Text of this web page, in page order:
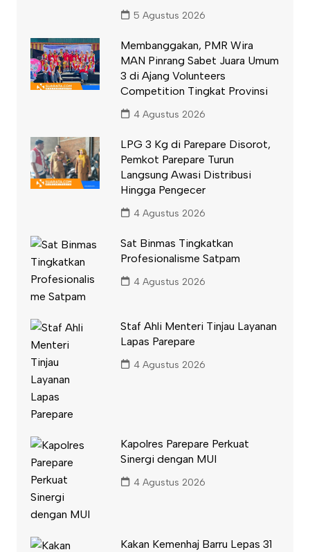
5 Agustus 2026
Membanggakan, PMR Wira
MAN Pinrang Sabet Juara Umum
3 di Ajang Volunteers
Competition Tingkat Provinsi
4 Agustus 2026
LPG 3 Kg di Parepare Disorot,
Pemkot Parepare Turun
Langsung Awasi Distribusi
Hingga Pengecer
4 Agustus 2026
Sat Binmas Tingkatkan
Profesionalisme Satpam
4 Agustus 2026
Staf Ahli Menteri Tinjau Layanan
Lapas Parepare
4 Agustus 2026
Kapolres Parepare Perkuat
Sinergi dengan MUI
4 Agustus 2026
Kakan Kemenhaj Barru Lepas 31